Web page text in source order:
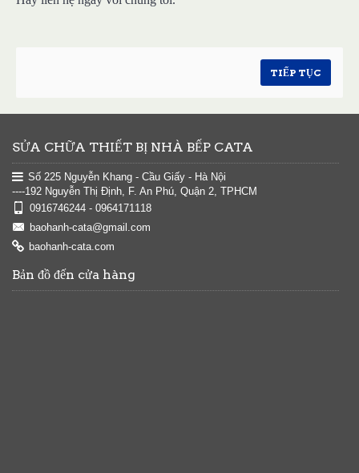
TIẾP TỤC
SỬA CHỮA THIẾT BỊ NHÀ BẾP CATA
Số 225 Nguyễn Khang - Cầu Giấy - Hà Nội
----192 Nguyễn Thị Định, F. An Phú, Quận 2, TPHCM
0916746244 - 0964171118
baohanh-cata@gmail.com
baohanh-cata.com
Bản đồ đến cửa hàng